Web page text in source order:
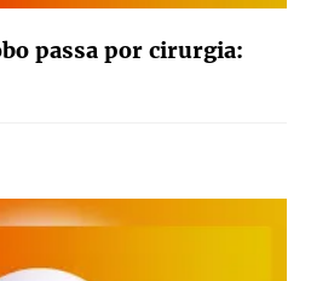
passa por cirurgia: